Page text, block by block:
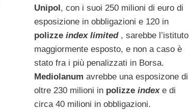
Unipol, con i suoi 250 milioni di euro di
esposizione in obbligazioni e 120 in
polizze index limited, sarebbe l’istituto
maggiormente esposto, e non a caso è
stato fra i più penalizzati in Borsa.
Mediolanum avrebbe una esposizone di
oltre 230 milioni in polizze indexe di
circa 40 milioni in obbligazioni.